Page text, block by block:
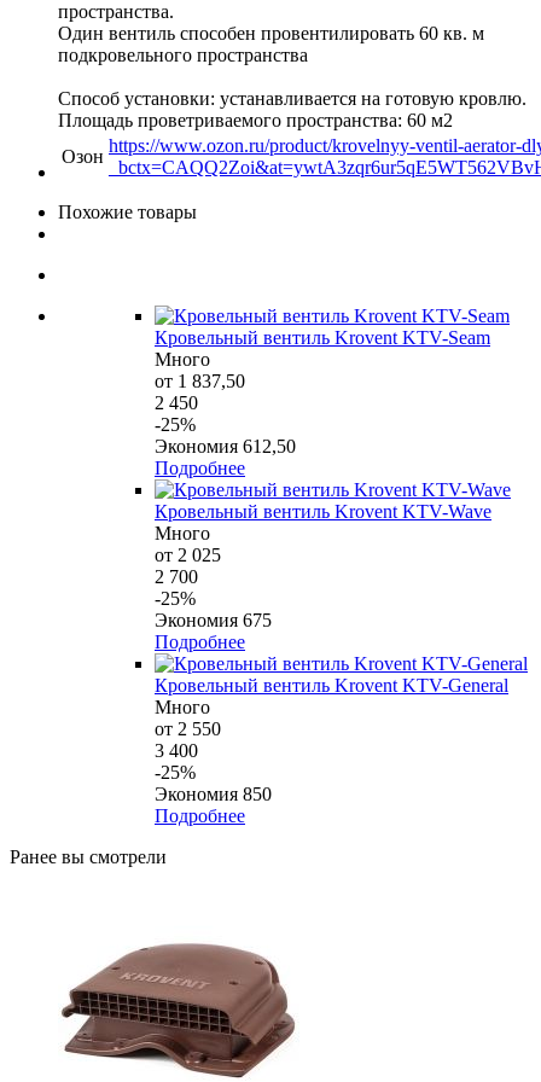
пространства.
Один вентиль способен провентилировать 60 кв. м
подкровельного пространства
Способ установки: устанавливается на готовую кровлю.
Площадь проветриваемого пространства: 60 м2
Озон
https://www.ozon.ru/product/krovelnyy-ventil-aerator-
Похожие товары
Кровельный вентиль Krovent KTV-Seam
Много
от 1 837,50
2 450
-25%
Экономия 612,50
Подробнее
Кровельный вентиль Krovent KTV-Wave
Много
от 2 025
2 700
-25%
Экономия 675
Подробнее
Кровельный вентиль Krovent KTV-General
Много
от 2 550
3 400
-25%
Экономия 850
Подробнее
Ранее вы смотрели